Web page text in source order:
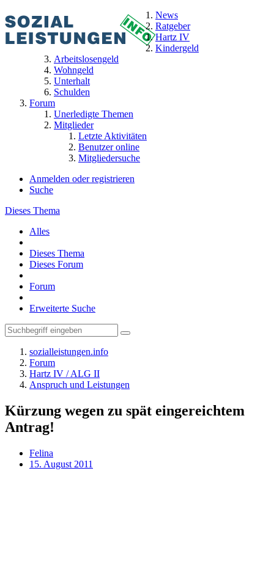
News
Ratgeber
Hartz IV
Kindergeld
Arbeitslosengeld
Wohngeld
Unterhalt
Schulden
Forum
Unerledigte Themen
Mitglieder
Letzte Aktivitäten
Benutzer online
Mitgliedersuche
Anmelden oder registrieren
Suche
Dieses Thema
Alles
Dieses Thema
Dieses Forum
Forum
Erweiterte Suche
sozialleistungen.info
Forum
Hartz IV / ALG II
Anspruch und Leistungen
Kürzung wegen zu spät eingereichtem
Antrag!
Felina
15. August 2011